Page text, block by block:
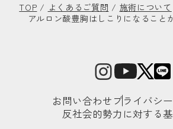
TOP / よくあるご質問 / 施術について
アルロン酸豊胸はしこりになること
お問い合わせ プライバシ
反社会的勢力に対する